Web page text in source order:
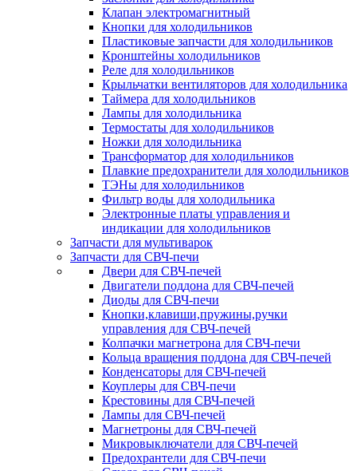
Клапан электромагнитный
Кнопки для холодильников
Пластиковые запчасти для холодильников
Кронштейны холодильников
Реле для холодильников
Крыльчатки вентиляторов для холодильника
Таймера для холодильников
Лампы для холодильника
Термостаты для холодильников
Ножки для холодильника
Трансформатор для холодильников
Плавкие предохранители для холодильников
ТЭНы для холодильников
Фильтр воды для холодильника
Электронные платы управления и
индикации для холодильников
Запчасти для мультиварок
Запчасти для СВЧ-печи
Двери для СВЧ-печей
Двигатели поддона для СВЧ-печей
Диоды для СВЧ-печи
Кнопки,клавиши,пружины,ручки
управления для СВЧ-печей
Колпачки магнетрона для СВЧ-печи
Кольца вращения поддона для СВЧ-печей
Конденсаторы для СВЧ-печей
Коуплеры для СВЧ-печи
Крестовины для СВЧ-печей
Лампы для СВЧ-печей
Магнетроны для СВЧ-печей
Микровыключатели для СВЧ-печей
Предохрантели для СВЧ-печи